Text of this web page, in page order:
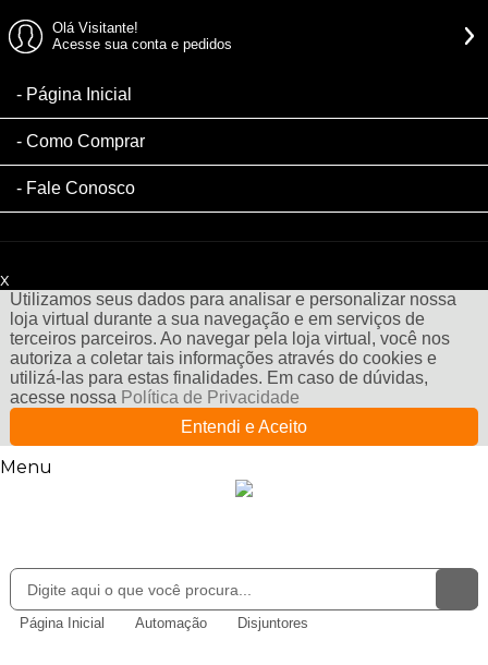
Olá Visitante!
Acesse sua conta e pedidos
Página Inicial
Como Comprar
Fale Conosco
x
Utilizamos seus dados para analisar e personalizar nossa
loja virtual durante a sua navegação e em serviços de
terceiros parceiros. Ao navegar pela loja virtual, você nos
autoriza a coletar tais informações através do cookies e
utilizá-las para estas finalidades. Em caso de dúvidas,
acesse nossa Política de Privacidade
Entendi e Aceito
Menu
Página Inicial Automação Disjuntores